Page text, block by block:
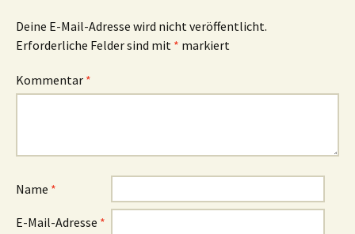
Deine E-Mail-Adresse wird nicht veröffentlicht.
Erforderliche Felder sind mit * markiert
Kommentar *
Name *
E-Mail-Adresse *